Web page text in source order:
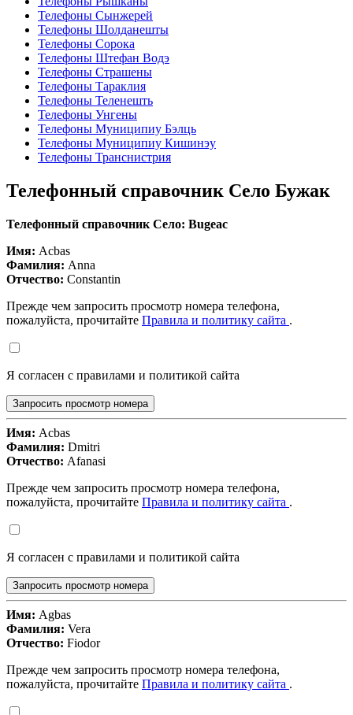
Телефоны Сынжерей
Телефоны Шолданешты
Телефоны Сорока
Телефоны Штефан Водэ
Телефоны Страшены
Телефоны Тараклия
Телефоны Теленешть
Телефоны Унгены
Телефоны Муниципиу Бэлць
Телефоны Муниципиу Кишинэу
Телефоны Транснистрия
Телефонный справочник Село Бужак
Телефонный справочник Село: Bugeac
Имя: Acbas
Фамилия: Anna
Отчество: Constantin
Прежде чем запросить просмотр номера телефона,
пожалуйста, прочитайте Правила и политику сайта .
Я согласен с правилами и политикой сайта
Запросить просмотр номера
Имя: Acbas
Фамилия: Dmitri
Отчество: Afanasi
Прежде чем запросить просмотр номера телефона,
пожалуйста, прочитайте Правила и политику сайта .
Я согласен с правилами и политикой сайта
Запросить просмотр номера
Имя: Agbas
Фамилия: Vera
Отчество: Fiodor
Прежде чем запросить просмотр номера телефона,
пожалуйста, прочитайте Правила и политику сайта .